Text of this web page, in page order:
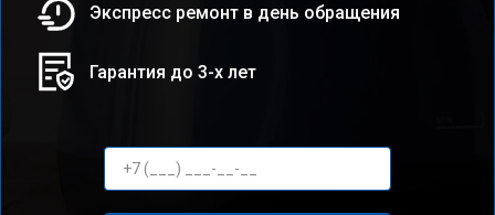
Экспресс ремонт в день обращения
Гарантия до 3-х лет